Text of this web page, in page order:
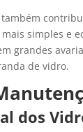
simples e
grandes
de vidro.
dos